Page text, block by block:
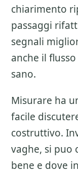
chiarimento
passaggi
segnali
anche il
sano.
Misurare ha
facile
costruttivo.
vaghe, si puo
bene e dove